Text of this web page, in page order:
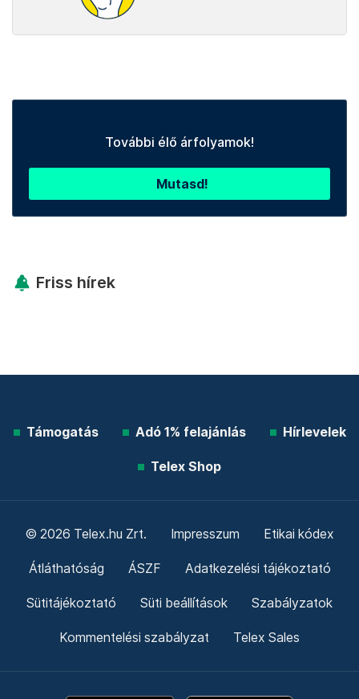
További élő árfolyamok!
Mutasd!
Friss hírek
Támogatás Adó 1% felajánlás Hírlevelek
Telex Shop
© 2026 Telex.hu Zrt. Impresszum Etikai kódex
Átláthatóság ÁSZF Adatkezelési tájékoztató
Sütitájékoztató Süti beállítások Szabályzatok
Kommentelési szabályzat Telex Sales